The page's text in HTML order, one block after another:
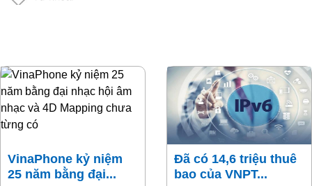
VinaPhone kỷ niệm
25 năm bằng đại...
Đã có 14,6 triệu thuê
bao của VNPT...